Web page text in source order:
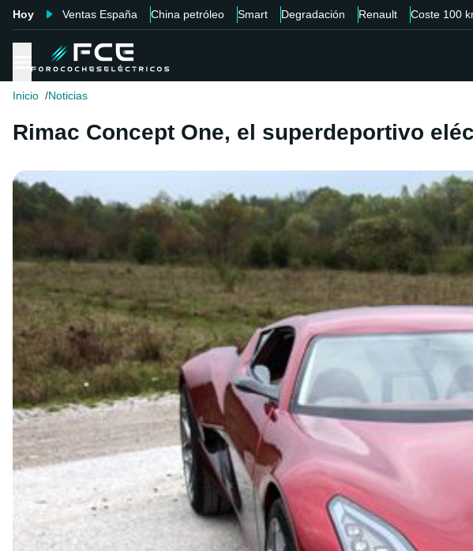
Hoy Ventas España China petróleo Smart Degradación Renault Coste 100
Inicio Noticias
Rimac Concept One, el superdeportivo